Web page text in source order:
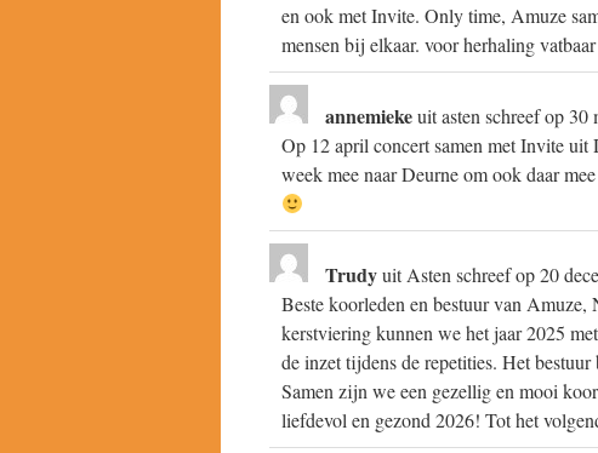
en ook met Invite. Only time, Amuze
mensen bij elkaar. voor herhaling
annemiekeuitasten schreef op 30
Op 12 april concert samen met Invite
week mee naar Deurne om ook daar
Trudyuit Asten schreef op20
Beste koorleden en bestuur van
kerstviering kunnen we het jaar 2025
de inzet tijdens de repetities. Het
Samen zijn we een gezellig en mooi
liefdevol en gezond 2026! Tot het